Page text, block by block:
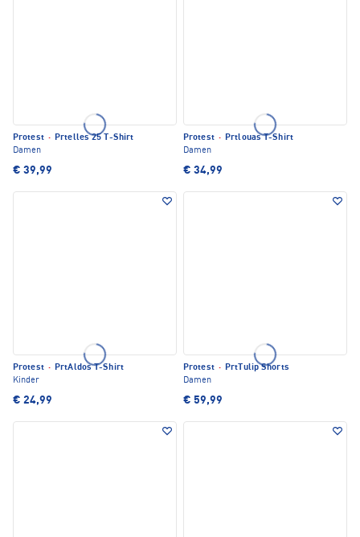
Protest · Prtelles 25 T-Shirt
Damen
€ 39,99
Protest · Prtlouas T-Shirt
Damen
€ 34,99
Protest · PrtAldos T-Shirt
Kinder
€ 24,99
Protest · PrtTulip Shorts
Damen
€ 59,99